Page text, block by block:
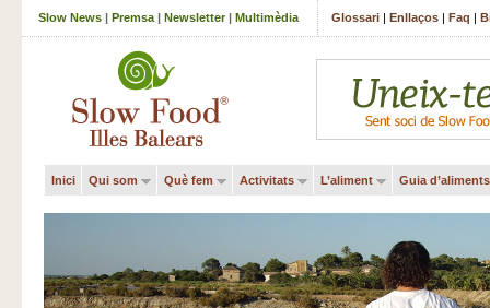
Slow News | Premsa | Newsletter| Multimèdia Glossari | Enllaços | Faq |
Inici Qui som Què fem Activitats L’aliment Guia d’aliments